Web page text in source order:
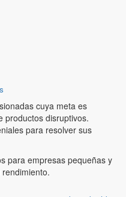
cuya meta es
productos disruptivos.
para resolver sus
para empresas pequeñas y